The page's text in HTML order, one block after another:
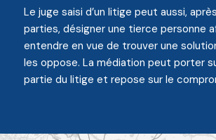
Le juge saisi d’un litige peut aussi,
parties, désigner une tierce personne
entendre en vue de trouver une
les oppose. La médiation peut porter
partie du litige et repose sur le